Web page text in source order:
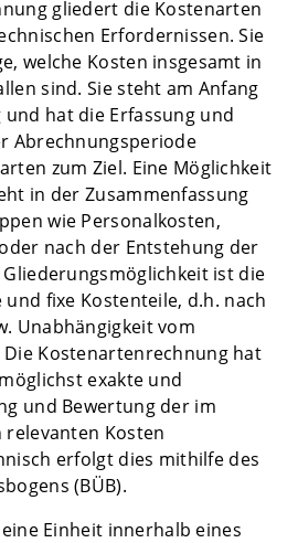
gliedert die Kostenarten
Erfordernissen. Sie
welche Kosten insgesamt in
sind. Sie steht am Anfang
hat die Erfassung und
Abrechnungsperiode
zum Ziel. Eine Möglichkeit
in der Zusammenfassung
wie Personalkosten,
nach der Entstehung der
ist die
fixe Kostenteile, d.h. nach
Unabhängigkeit vom
Kostenartenrechnung hat
exakte und
und Bewertung der im
Kosten
erfolgt dies mithilfe des
(BÜB).
Einheit innerhalb eines